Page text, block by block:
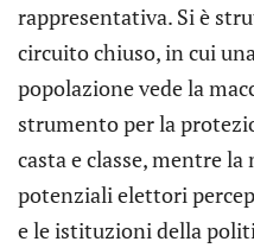
rappresentativa. Si è
circuito chiuso, in cui
popolazione vede la
strumento per la
casta e classe, mentre la
potenziali elettori
e le istituzioni della